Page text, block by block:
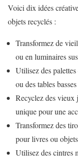
Voici dix idées
objets recyclés :
Transformez de
ou en luminaires
Utilisez des
ou des tables
Recyclez des vieux
unique pour une
Transformez des
pour livres ou
Utilisez des cintres